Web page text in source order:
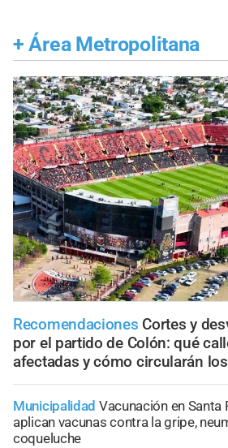
+ Área Metropolitana
Recomendaciones Cortes y
por el partido de Colón: qué
afectadas y cómo circularán
Municipalidad Vacunación en Santa
aplican vacunas contra la gripe,
coqueluche